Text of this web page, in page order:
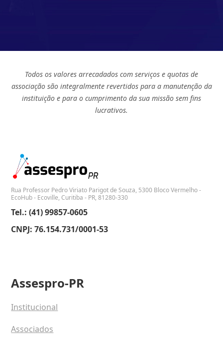
Todos os valores arrecadados com serviços e quotas de
associação são integralmente revertidos para a manutenção da
instituição e para o cumprimento da sua missão sem fins
lucrativos.
Rua Professor Pedro Viriato Parigot de Souza, 5300 Bloco Vermelho -
EcoHub - Ecoville, Curitiba - PR, 81280-330
Tel.: (41) 99857-0605
CNPJ: 76.154.731/0001-53
Assespro-PR
Institucional
Associados